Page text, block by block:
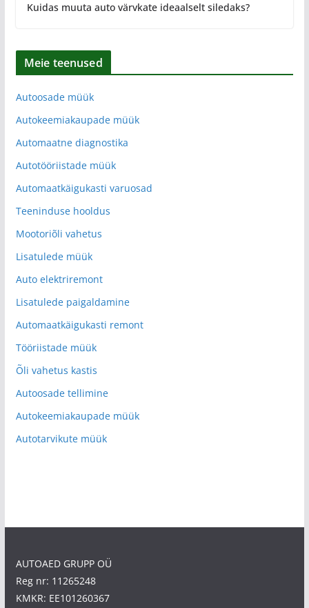
Kuidas muuta auto värvkate ideaalselt siledaks?
Meie teenused
Autoosade müük
Autokeemiakaupade müük
Automaatne diagnostika
Autotööriistade müük
Automaatkäigukasti varuosad
Teeninduse hooldus
Mootoriõli vahetus
Lisatulede müük
Auto elektriremont
Lisatulede paigaldamine
Automaatkäigukasti remont
Tööriistade müük
Õli vahetus kastis
Autoosade tellimine
Autokeemiakaupade müük
Autotarvikute müük
AUTOAED GRUPP OÜ
Reg nr: 11265248
KMKR: EE101260367